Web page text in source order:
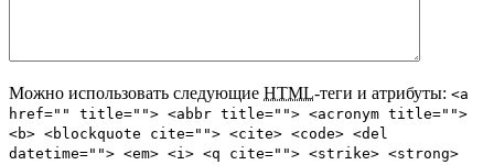
Можно использовать следующие HTML-теги и атрибуты: <a
href="" title=""> <abbr title=""> <acronym title="">
<b> <blockquote cite=""> <cite> <code> <del
datetime=""> <em> <i> <q cite=""> <strike> <strong>